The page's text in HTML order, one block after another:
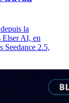
la
Elser AI, en
Seedance 2.5,